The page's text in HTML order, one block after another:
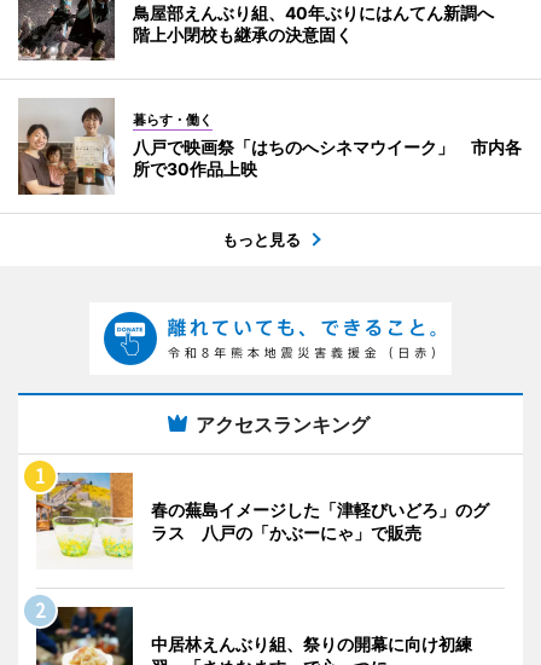
鳥屋部えんぶり組、40年ぶりにはんてん新調へ
階上小閉校も継承の決意固く
暮らす・働く
八戸で映画祭「はちのへシネマウイーク」 市内各
所で30作品上映
もっと見る
アクセスランキング
春の蕪島イメージした「津軽びいどろ」のグ
ラス 八戸の「かぶーにゃ」で販売
中居林えんぶり組、祭りの開幕に向け初練